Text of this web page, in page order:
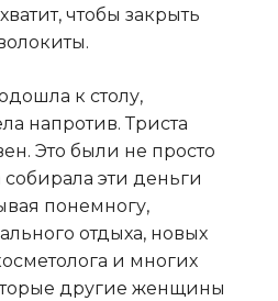
чтобы закрыть
к столу,
напротив. Триста
Это были не просто
эти деньги
понемногу,
отдыха, новых
и многих
другие женщины